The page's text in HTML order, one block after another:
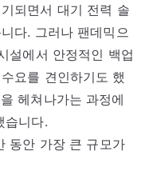
되면서 대기 전력 솔
다. 그러나 팬데믹으
설에서 안정적인 백업
요를 견인하기도 했
헤쳐나가는 과정에
습니다.
동안 가장 큰 규모가